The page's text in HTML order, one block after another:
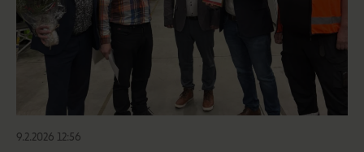
9.2.2026 12:56